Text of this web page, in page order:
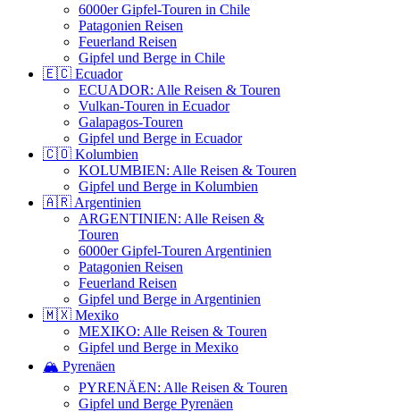
6000er Gipfel-Touren in Chile
Patagonien Reisen
Feuerland Reisen
Gipfel und Berge in Chile
🇪🇨 Ecuador
ECUADOR: Alle Reisen & Touren
Vulkan-Touren in Ecuador
Galapagos-Touren
Gipfel und Berge in Ecuador
🇨🇴 Kolumbien
KOLUMBIEN: Alle Reisen & Touren
Gipfel und Berge in Kolumbien
🇦🇷 Argentinien
ARGENTINIEN: Alle Reisen &
Touren
6000er Gipfel-Touren Argentinien
Patagonien Reisen
Feuerland Reisen
Gipfel und Berge in Argentinien
🇲🇽 Mexiko
MEXIKO: Alle Reisen & Touren
Gipfel und Berge in Mexiko
🏔️ Pyrenäen
PYRENÄEN: Alle Reisen & Touren
Gipfel und Berge Pyrenäen